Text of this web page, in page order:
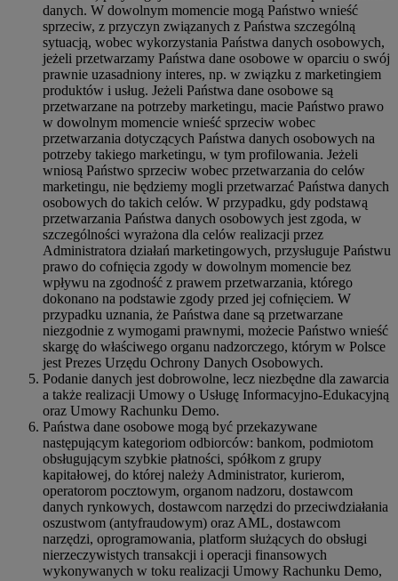
danych. W dowolnym momencie mogą Państwo wnieść
sprzeciw, z przyczyn związanych z Państwa szczególną
sytuacją, wobec wykorzystania Państwa danych osobowych,
jeżeli przetwarzamy Państwa dane osobowe w oparciu o swój
prawnie uzasadniony interes, np. w związku z marketingiem
produktów i usług. Jeżeli Państwa dane osobowe są
przetwarzane na potrzeby marketingu, macie Państwo prawo
w dowolnym momencie wnieść sprzeciw wobec
przetwarzania dotyczących Państwa danych osobowych na
potrzeby takiego marketingu, w tym profilowania. Jeżeli
wniosą Państwo sprzeciw wobec przetwarzania do celów
marketingu, nie będziemy mogli przetwarzać Państwa danych
osobowych do takich celów. W przypadku, gdy podstawą
przetwarzania Państwa danych osobowych jest zgoda, w
szczególności wyrażona dla celów realizacji przez
Administratora działań marketingowych, przysługuje Państwu
prawo do cofnięcia zgody w dowolnym momencie bez
wpływu na zgodność z prawem przetwarzania, którego
dokonano na podstawie zgody przed jej cofnięciem. W
przypadku uznania, że Państwa dane są przetwarzane
niezgodnie z wymogami prawnymi, możecie Państwo wnieść
skargę do właściwego organu nadzorczego, którym w Polsce
jest Prezes Urzędu Ochrony Danych Osobowych.
Podanie danych jest dobrowolne, lecz niezbędne dla zawarcia
a także realizacji Umowy o Usługę Informacyjno-Edukacyjną
oraz Umowy Rachunku Demo.
Państwa dane osobowe mogą być przekazywane
następującym kategoriom odbiorców: bankom, podmiotom
obsługującym szybkie płatności, spółkom z grupy
kapitałowej, do której należy Administrator, kurierom,
operatorom pocztowym, organom nadzoru, dostawcom
danych rynkowych, dostawcom narzędzi do przeciwdziałania
oszustwom (antyfraudowym) oraz AML, dostawcom
narzędzi, oprogramowania, platform służących do obsługi
nierzeczywistych transakcji i operacji finansowych
wykonywanych w toku realizacji Umowy Rachunku Demo,